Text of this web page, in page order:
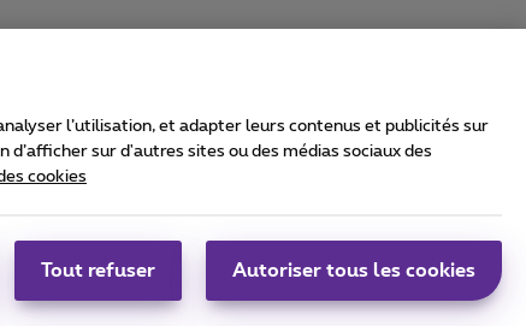
& Wholesale Solutions
Group
|
l’utilisation, et adapter leurs contenus et publicités sur
sur d'autres sites ou des médias sociaux des
cookies
Tout refuser Autoriser tous les cookies